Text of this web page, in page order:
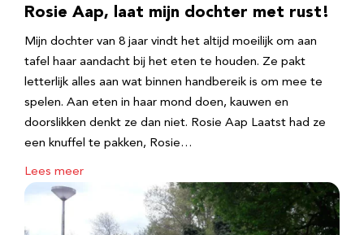
Rosie Aap, laat mijn dochter met rust!
Mijn dochter van 8 jaar vindt het altijd moeilijk om aan
tafel haar aandacht bij het eten te houden. Ze pakt
letterlijk alles aan wat binnen handbereik is om mee te
spelen. Aan eten in haar mond doen, kauwen en
doorslikken denkt ze dan niet. Rosie Aap Laatst had ze
een knuffel te pakken, Rosie…
Lees meer